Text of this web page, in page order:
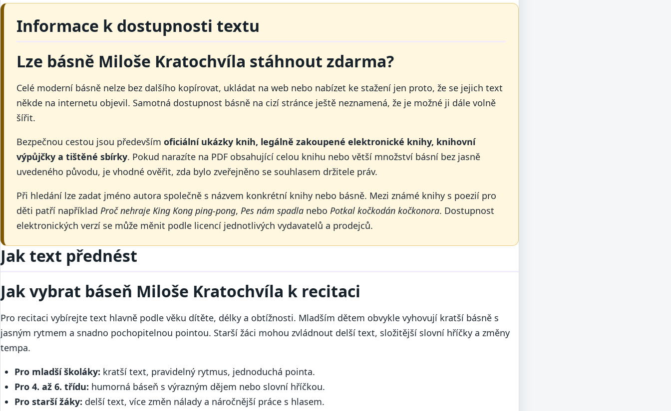
Informace k dostupnosti textu
Lze básně Miloše Kratochvíla stáhnout zdarma?
Celé moderní básně nelze bez dalšího kopírovat, ukládat na web nebo nabízet ke stažení jen proto, že se jejich text
někde na internetu objevil. Samotná dostupnost básně na cizí stránce ještě neznamená, že je možné ji dále volně
šířit.
Bezpečnou cestou jsou především oficiální ukázky knih, legálně zakoupené elektronické knihy, knihovní
výpůjčky a tištěné sbírky. Pokud narazíte na PDF obsahující celou knihu nebo větší množství básní bez jasně
uvedeného původu, je vhodné ověřit, zda bylo zveřejněno se souhlasem držitele práv.
Při hledání lze zadat jméno autora společně s názvem konkrétní knihy nebo básně. Mezi známé knihy s poezií pro
děti patří například Proč nehraje King Kong ping-pong, Pes nám spadla nebo Potkal kočkodán kočkonora. Dostupnost
elektronických verzí se může měnit podle licencí jednotlivých vydavatelů a prodejců.
Jak text přednést
Jak vybrat báseň Miloše Kratochvíla k recitaci
Pro recitaci vybírejte text hlavně podle věku dítěte, délky a obtížnosti. Mladším dětem obvykle vyhovují kratší básně s
jasným rytmem a snadno pochopitelnou pointou. Starší žáci mohou zvládnout delší text, složitější slovní hříčky a změny
tempa.
Pro mladší školáky: kratší text, pravidelný rytmus, jednoduchá pointa.
Pro 4. až 6. třídu: humorná báseň s výrazným dějem nebo slovní hříčkou.
Pro starší žáky: delší text, více změn nálady a náročnější práce s hlasem.